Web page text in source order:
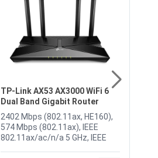
TP-Link AX53 AX3000 WiFi 6
Dual Band Gigabit Router
2402 Mbps (802.11ax, HE160),
574 Mbps (802.11ax), IEEE
802.11ax/ac/n/a 5 GHz, IEEE